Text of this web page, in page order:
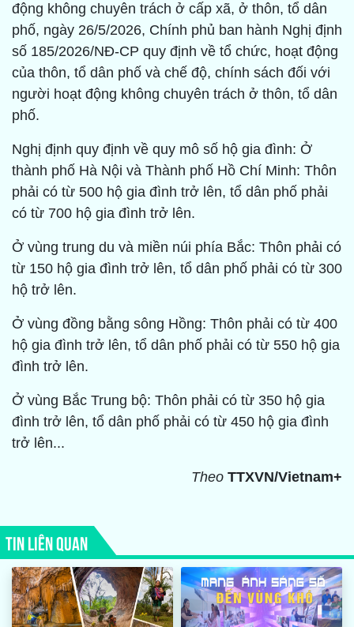
động không chuyên trách ở cấp xã, ở thôn, tổ dân
phố, ngày 26/5/2026, Chính phủ ban hành Nghị định
số 185/2026/NĐ-CP quy định về tổ chức, hoạt động
của thôn, tổ dân phố và chế độ, chính sách đối với
người hoạt động không chuyên trách ở thôn, tổ dân
phố.
Nghị định quy định về quy mô số hộ gia đình: Ở
thành phố Hà Nội và Thành phố Hồ Chí Minh: Thôn
phải có từ 500 hộ gia đình trở lên, tổ dân phố phải
có từ 700 hộ gia đình trở lên.
Ở vùng trung du và miền núi phía Bắc: Thôn phải có
từ 150 hộ gia đình trở lên, tổ dân phố phải có từ 300
hộ trở lên.
Ở vùng đồng bằng sông Hồng: Thôn phải có từ 400
hộ gia đình trở lên, tổ dân phố phải có từ 550 hộ gia
đình trở lên.
Ở vùng Bắc Trung bộ: Thôn phải có từ 350 hộ gia
đình trở lên, tổ dân phố phải có từ 450 hộ gia đình
trở lên...
Theo TTXVN/Vietnam+
TIN LIÊN QUAN